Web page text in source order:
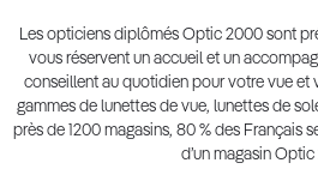
Accessibilité
Lunettes de vue Chloé
Lunettes de vue Burberry
Lunettes de soleil Prada
Lunettes de soleil Gucci
Soldes Ete 2025
Lentilles journalières
Produit lentilles
Lunettes Guess
Lunettes Chloé
Lunettes Versace
Les opticiens diplômés Optic 2000 sont
vous réservent un accueil et un
conseillent au quotidien pour votre vue et
gammes de lunettes de vue, lunettes de
près de 1200 magasins, 80 % des Français
d’un magasin